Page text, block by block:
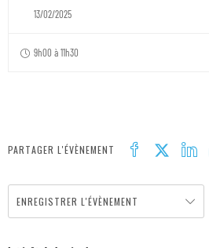
13/02/2025
9h00 à 11h30
PARTAGER L'ÉVÈNEMENT
ENREGISTRER L'ÉVÈNEMENT